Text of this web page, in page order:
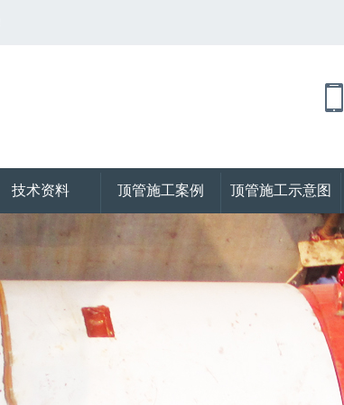
技术资料 顶管施工案例 顶管施工示意图